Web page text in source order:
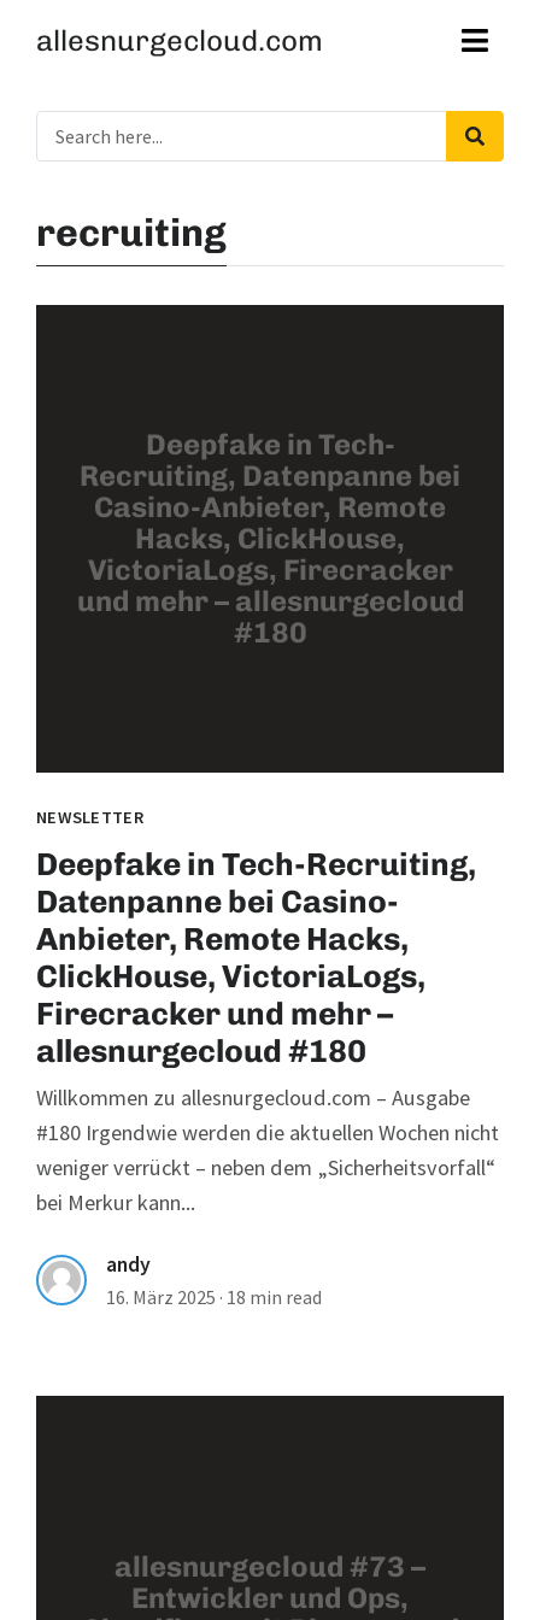
allesnurgecloud.com
recruiting
Deepfake in Tech-
Recruiting, Datenpanne bei
Casino-Anbieter, Remote
Hacks, ClickHouse,
VictoriaLogs, Firecracker
und mehr – allesnurgecloud
#180
NEWSLETTER
Deepfake in Tech-Recruiting,
Datenpanne bei Casino-
Anbieter, Remote Hacks,
ClickHouse, VictoriaLogs,
Firecracker und mehr –
allesnurgecloud #180
Willkommen zu allesnurgecloud.com – Ausgabe
#180 Irgendwie werden die aktuellen Wochen nicht
weniger verrückt – neben dem „Sicherheitsvorfall“
bei Merkur kann...
andy
16. März 2025 · 18 min read
allesnurgecloud #73 –
Entwickler und Ops,